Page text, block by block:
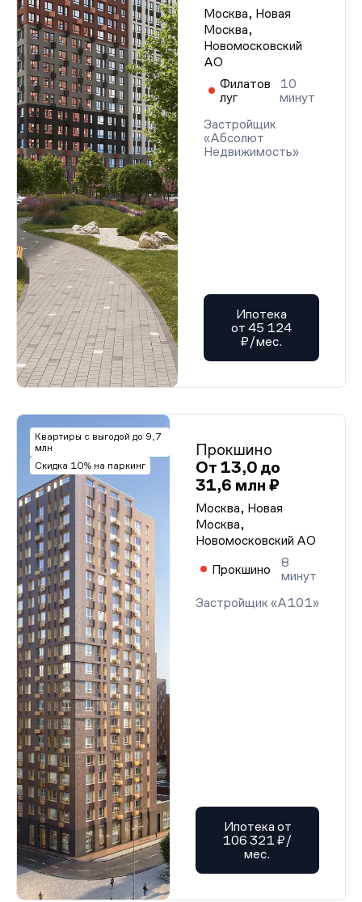
Москва, Новая
Москва,
Новомосковский
АО
Филатов
луг
10
минут
Застройщик
«Абсолют
Недвижимость»
Ипотека
от 45 124
₽/мес.
Квартиры с выгодой до 9,7
млн
Скидка 10% на паркинг
Прокшино
От 13,0 до
31,6 млн ₽
Москва, Новая
Москва,
Новомосковский АО
Прокшино
8
минут
Застройщик «А101»
Ипотека от
106 321 ₽/
мес.